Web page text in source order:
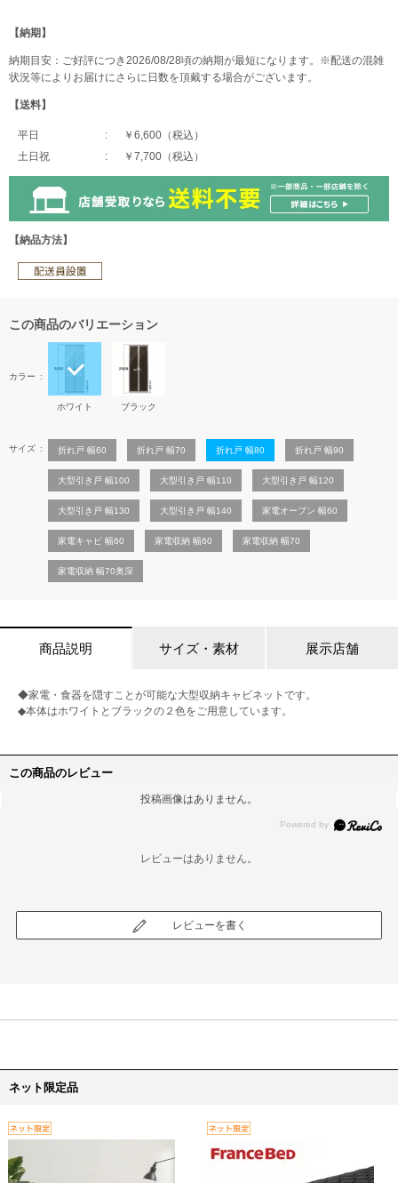
【納期】
納期目安：ご好評につき2026/08/28頃の納期が最短になります。※配送の混雑
状況等によりお届けにさらに日数を頂戴する場合がございます。
【送料】
平日
￥6,600（税込）
土日祝
￥7,700（税込）
【納品方法】
この商品のバリエーション
カラー
ホワイト ブラック
サイズ 折れ戸 幅60 折れ戸 幅70 折れ戸 幅80 折れ戸 幅90
大型引き戸 幅100 大型引き戸 幅110 大型引き戸 幅120
大型引き戸 幅130 大型引き戸 幅140 家電オープン 幅60
家電キャビ 幅60 家電収納 幅60 家電収納 幅70
家電収納 幅70奥深
商品説明 サイズ・素材 展示店舗
◆家電・食器を隠すことが可能な大型収納キャビネットです。
◆本体はホワイトとブラックの２色をご用意しています。
この商品のレビュー
投稿画像はありません。
レビューはありません。
レビューを書く
ネット限定品